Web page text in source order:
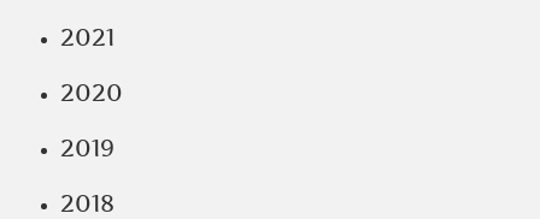
2021
2020
2019
2018